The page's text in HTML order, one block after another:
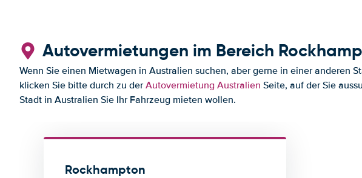
Autovermietungen im Bereich
Wenn Sie einen Mietwagen in Australien suchen, aber gerne in einer anderen
klicken Sie bitte durch zu derAutovermietung Australien Seite, auf der Sie
Stadt in Australien Sie Ihr Fahrzeug mieten wollen.
Rockhampton